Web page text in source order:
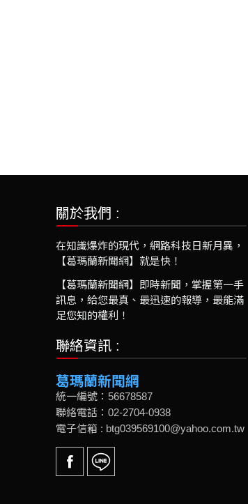
關於我們 :
在知識爆炸的現代，網路科技日新月異，
【葛瑪蘭新聞網】就是快！
【葛瑪蘭新聞網】即時新聞，掌握第一手
訊息，給您最真、最迅速的報導，最能滿
足您知的權利！
聯絡資訊 :
葛瑪蘭新聞網
統一編號：56678587
聯絡電話：02-2704-0938
電子信箱 : btg039569100@yahoo.com.tw